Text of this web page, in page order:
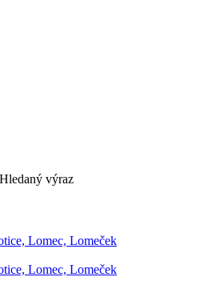
Hledaný výraz
Lomec, Lomeček
Lomec, Lomeček